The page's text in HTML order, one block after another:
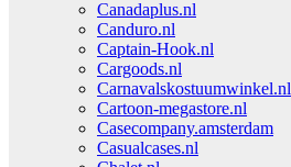
Canadaplus.nl
Canduro.nl
Captain-Hook.nl
Cargoods.nl
Carnavalskostuumwinkel.nl
Cartoon-megastore.nl
Casecompany.amsterdam
Casualcases.nl